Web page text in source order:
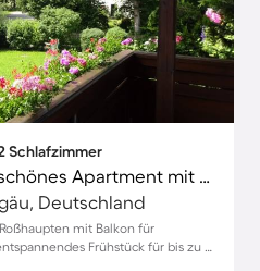
Schlafzimmer
Familienfreundliches schönes Apartment mit Terrasse und Grill
Deutschland
mit Balkon für
Frühstück für bis zu 4